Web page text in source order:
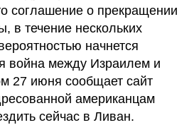
соглашение о прекращении
в течение нескольких
начнется
война между Израилем и
27 июня сообщает сайт
американцам
сейчас в Ливан.